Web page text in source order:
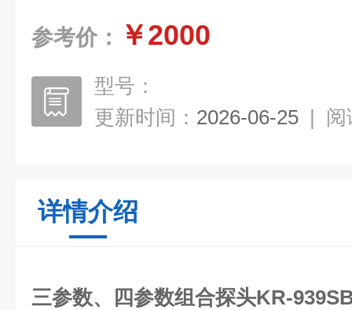
参考价： ￥2000
型号：
更新时间： 2026-06-25 | 阅
详情介绍
三参数、四参数组合探头KR-